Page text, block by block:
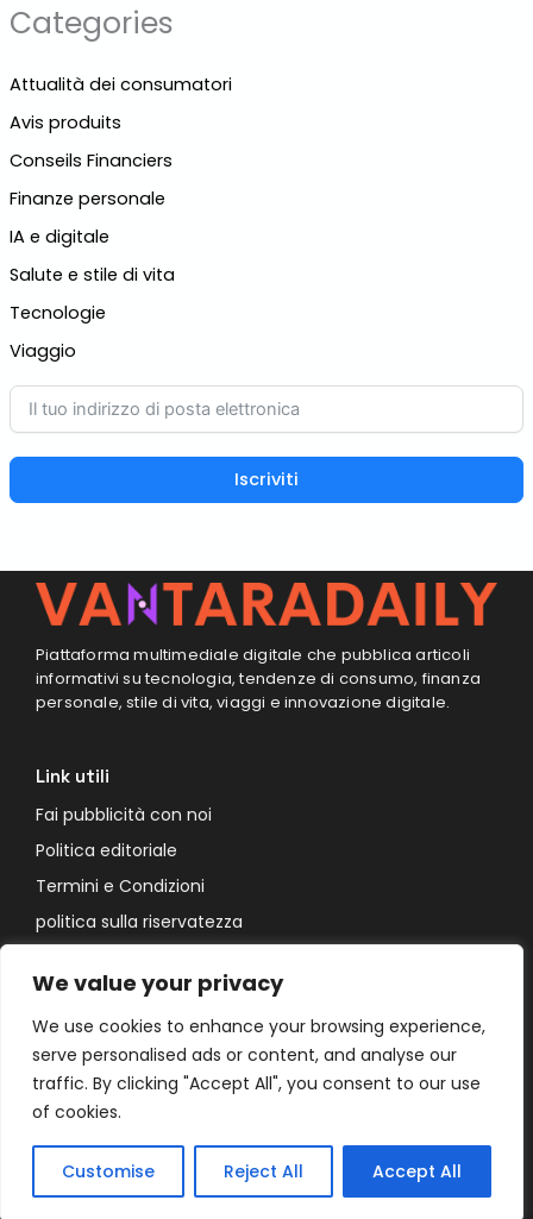
We value your privacy
We use cookies to enhance your browsing experience,
serve personalised ads or content, and analyse our
traffic. By clicking "Accept All", you consent to our use
of cookies.
Customise Reject All Accept All
Categories
Attualità dei consumatori
Avis produits
Conseils Financiers
Finanze personale
IA e digitale
Salute e stile di vita
Tecnologie
Viaggio
Iscriviti
Piattaforma multimediale digitale che pubblica articoli
informativi su tecnologia, tendenze di consumo, finanza
personale, stile di vita, viaggi e innovazione digitale.
Link utili
Fai pubblicità con noi
Politica editoriale
Termini e Condizioni
politica sulla riservatezza
51 Rue d'Esch-sur-Alzette, 59000 Lille, Francia
contact@vantaradaily.com
+33 320 407 623
© 2026 VantaraDaily. Tutti i diritti riservati.